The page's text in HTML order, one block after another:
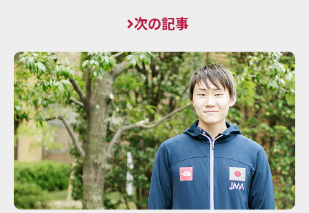
次の記事